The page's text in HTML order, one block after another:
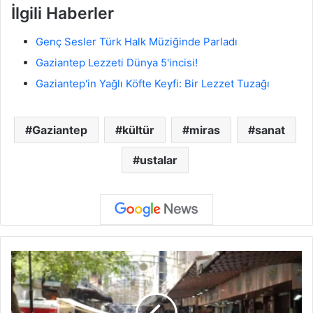
İlgili Haberler
Genç Sesler Türk Halk Müziğinde Parladı
Gaziantep Lezzeti Dünya 5'incisi!
Gaziantep'in Yağlı Köfte Keyfi: Bir Lezzet Tuzağı
Gaziantep kültür miras sanat
ustalar
6
.
5
0